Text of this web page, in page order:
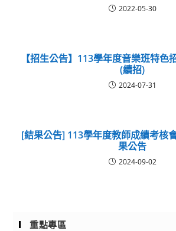
2022-05-30
【招生公告】113學年度音樂班特色
(續招)
2024-07-31
[結果公告] 113學年度教師成績考核
果公告
2024-09-02
重點專區